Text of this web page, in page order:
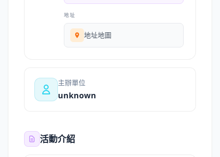
地址
地址地圖
主辦單位
unknown
活動介紹